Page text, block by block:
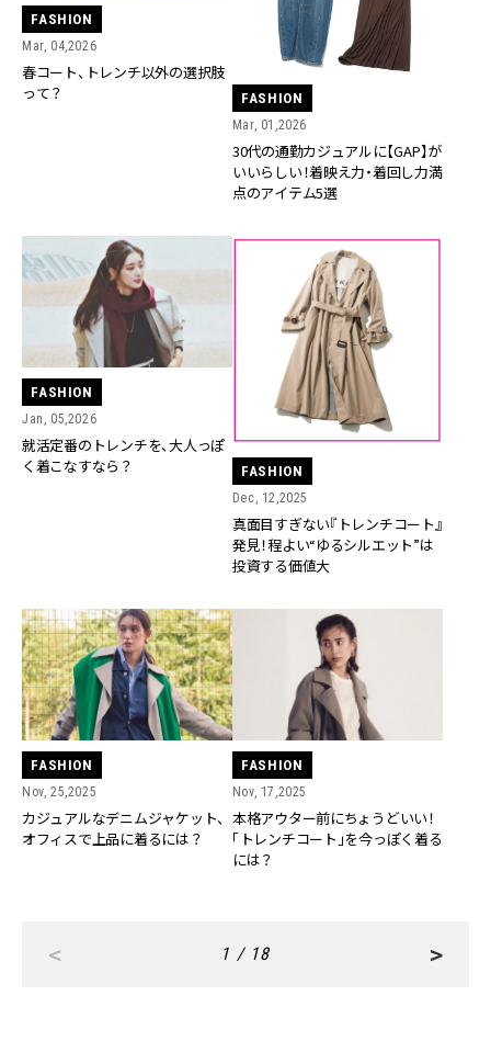
FASHION
Mar, 04,2026
春コート、トレンチ以外の選択肢
って？
FASHION
Mar, 01,2026
30代の通勤カジュアルに【GAP】が
いいらしい！着映え力・着回し力満
点のアイテム5選
FASHION
Jan, 05,2026
就活定番のトレンチを、大人っぽ
く着こなすなら？
FASHION
Dec, 12,2025
真面目すぎない『トレンチコート』
発見！程よい“ゆるシルエット”は
投資する価値大
FASHION
Nov, 25,2025
カジュアルなデニムジャケット、
オフィスで上品に着るには？
FASHION
Nov, 17,2025
本格アウター前にちょうどいい！
「トレンチコート」を今っぽく着る
には？
< 1 / 18 >